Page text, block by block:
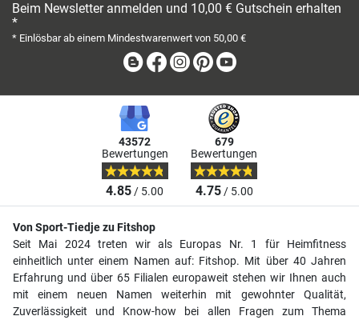
Beim Newsletter anmelden und 10,00 € Gutschein erhalten
*
* Einlösbar ab einem Mindestwarenwert von 50,00 €
BlogFacebook
Instagram
Pinterest
43572
Bewertungen
4.85/ 5.00
679
Bewertungen
4.75/ 5.00
Von Sport-Tiedje zu Fitshop
Seit Mai 2024 treten wir als Europas Nr. 1 für Heimfitness
einheitlich unter einem Namen auf: Fitshop. Mit über 40 Jahren
Erfahrung und über 65 Filialen europaweit stehen wir Ihnen auch
mit einem neuen Namen weiterhin mit gewohnter Qualität,
Zuverlässigkeit und Know-how bei allen Fragen zum Thema